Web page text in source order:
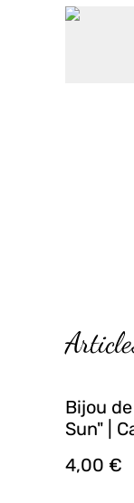
Bijou
Sun" |
Doré) |
4,00 €